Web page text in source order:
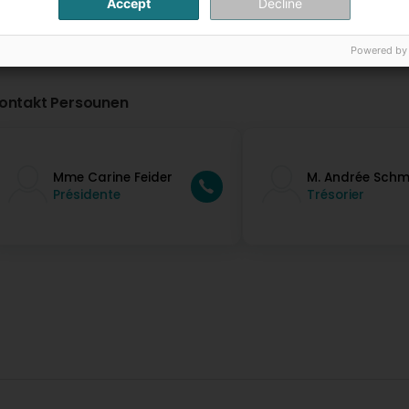
Persounen
Mme Carine Feider
Présidente
M. Andrée
Trésorier
Accept Decline
Powered by